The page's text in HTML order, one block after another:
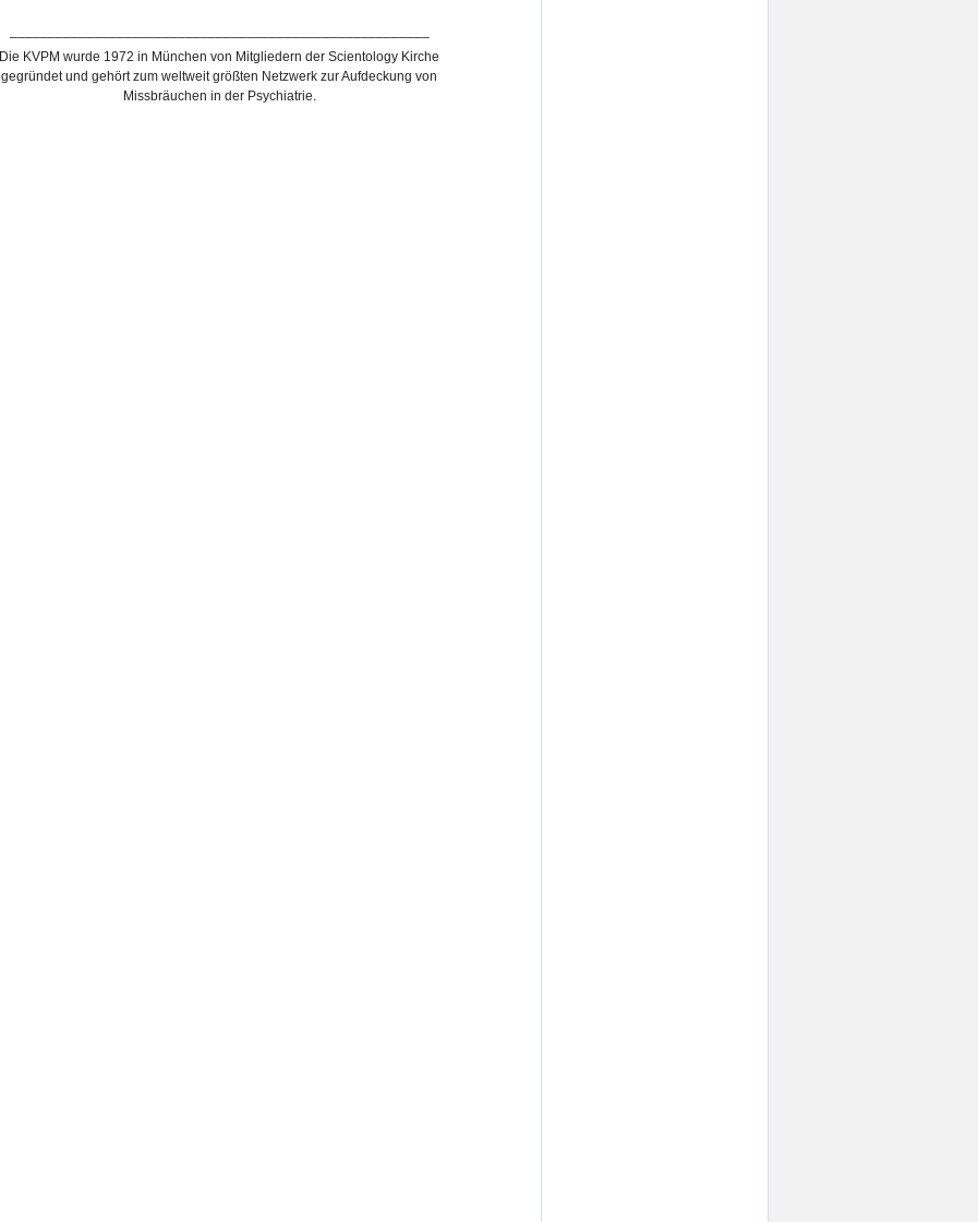
Die KVPM wurde 1972 in München von Mitgliedern der Scientology Kirche
gegründet und gehört zum weltweit größten Netzwerk zur Aufdeckung von
Missbräuchen in der Psychiatrie.